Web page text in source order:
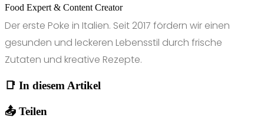
Food Expert & Content Creator
Der erste Poke in Italien. Seit 2017 fördern wir einen
gesunden und leckeren Lebensstil durch frische
Zutaten und kreative Rezepte.
📑 In diesem Artikel
📤 Teilen